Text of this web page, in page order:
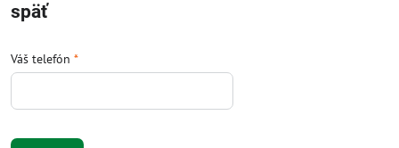
späť
Váš telefón *